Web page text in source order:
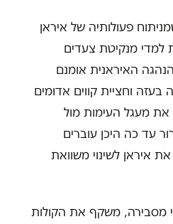
פעולותיה של איראן
למדי מנקיטת צעדים
האיראנית אומנם
וחציית קווים אדומים
את מעגל העימות מול
עד כה היכן עוברים
איראן לשינוי משוואת
מסבירה, משקף את הקולות